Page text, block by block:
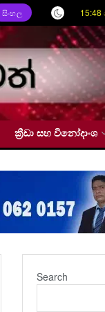
සිංහල
ක්‍රීඩා සහ විනෝදාංශ
Search